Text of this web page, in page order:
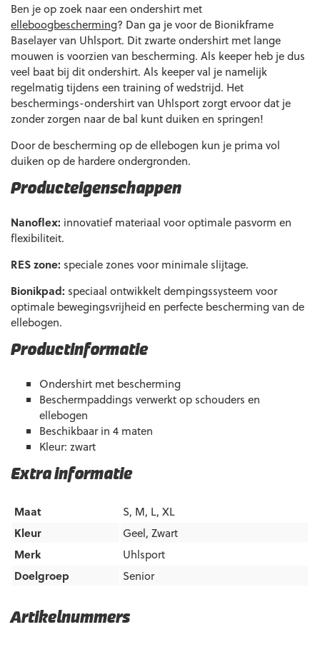
Artikelnummers
Extra informatie
Maat
S, M, L, XL
Kleur
Geel, Zwart
Merk
Uhlsport
Doelgroep
Senior
Ben je op zoek naar een ondershirt met
elleboogbescherming? Dan ga je voor de Bionikframe
Baselayer van Uhlsport. Dit zwarte ondershirt met lange
mouwen is voorzien van bescherming. Als keeper heb je dus
veel baat bij dit ondershirt. Als keeper val je namelijk
regelmatig tijdens een training of wedstrijd. Het
beschermings-ondershirt van Uhlsport zorgt ervoor dat je
zonder zorgen naar de bal kunt duiken en springen!
Door de bescherming op de ellebogen kun je prima vol
duiken op de hardere ondergronden.
Producteigenschappen
Nanoflex: innovatief materiaal voor optimale pasvorm en
flexibiliteit.
RES zone: speciale zones voor minimale slijtage.
Bionikpad: speciaal ontwikkelt dempingssysteem voor
optimale bewegingsvrijheid en perfecte bescherming van de
ellebogen.
Productinformatie
Ondershirt met bescherming
Beschermpaddings verwerkt op schouders en
ellebogen
Beschikbaar in 4 maten
Kleur: zwart